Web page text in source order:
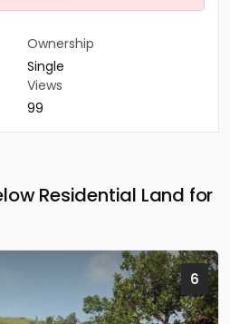
Ownership
Single
Views
99
Residential Land for
6